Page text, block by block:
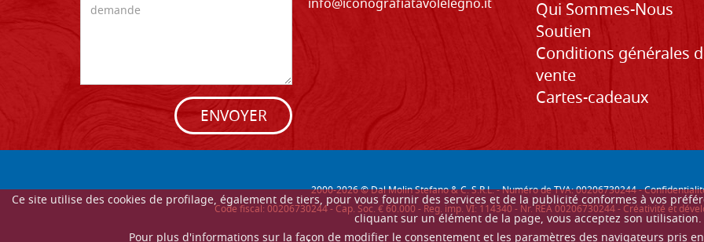
Ce site utilise des cookies de profilage, également de tiers, pour vous fournir des services et de la publicité conformes à vos
cliquant sur un élément de la page, vous acceptez son utilisation.
ENVOYER
info@iconografiatavolelegno.it
Qui Sommes-Nous
Soutien
Conditions générales
vente
Cartes-cadeaux
2000-2026© Dal Molin Stefano & C. S.R.L. - Numéro de TVA: 00206730244 -
Code fiscal: 00206730244 - Cap. Soc. € 60.000 - Reg. imp. VI: 114340 - Nr. REA 00206730244 - Créativité et